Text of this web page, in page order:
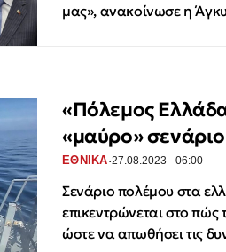
μας», ανακοίνωσε η
«Πόλεμος
«μαύρο»
ΕΘΝΙΚΑ·27.08.2023 - 06:00
Σενάριο πολέμου στα
επικεντρώνεται στο πώς
ώστε να απωθήσει τις